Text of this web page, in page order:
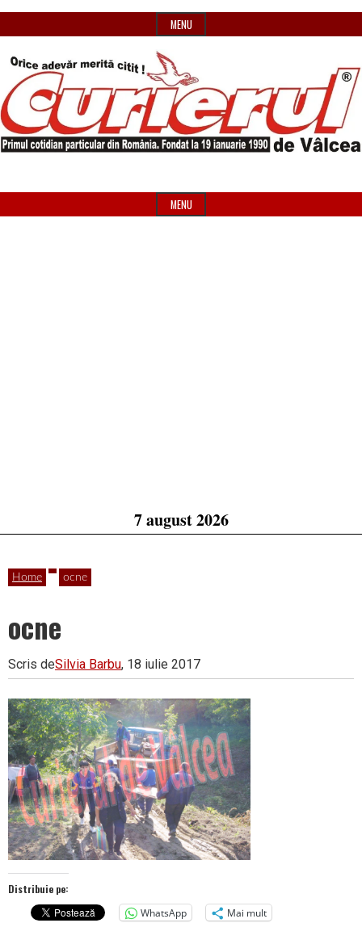
to
MENU
Curierul
Header
Widget
MENU
7 august 2026
Home ocne
ocne
Scris deSilvia Barbu, 18 iulie 2017
Distribuie pe:
WhatsApp
Mai mult